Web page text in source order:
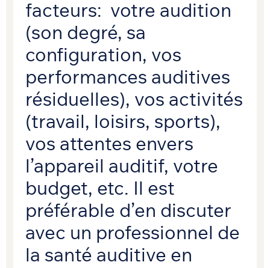
facteurs: votre audition
(son degré, sa
configuration, vos
performances auditives
résiduelles), vos activités
(travail, loisirs, sports),
vos attentes envers
l’appareil auditif, votre
budget, etc. Il est
préférable d’en discuter
avec un professionnel de
la santé auditive en